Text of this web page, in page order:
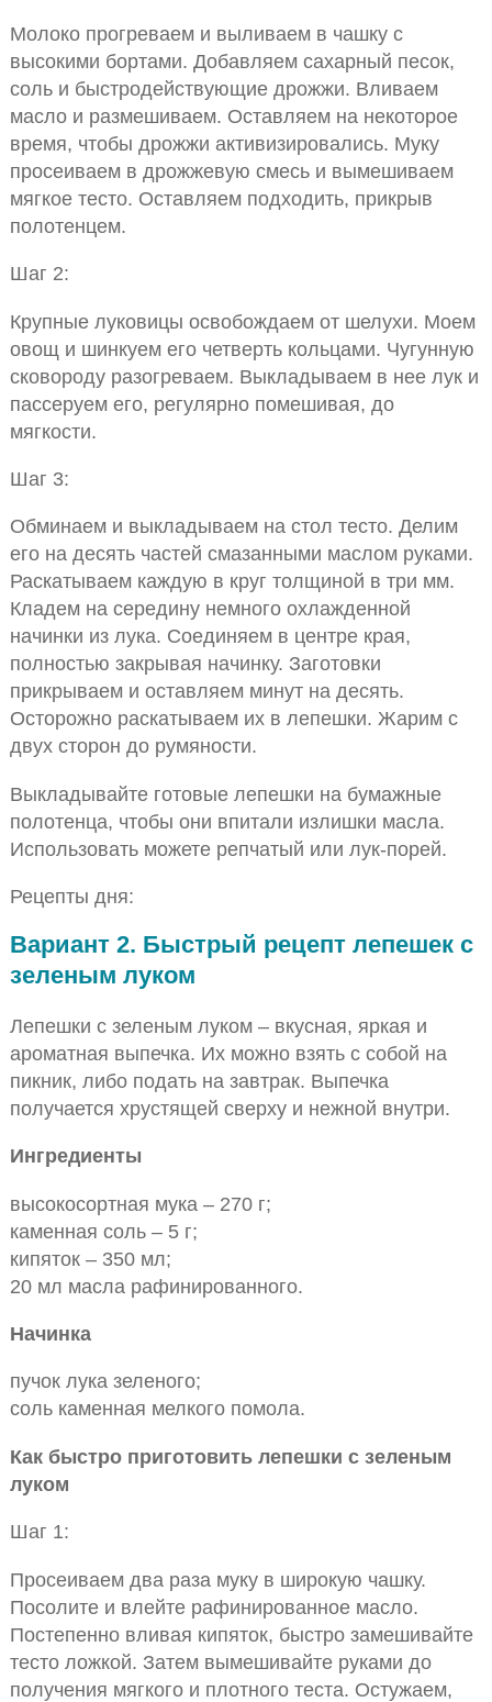
Молоко прогреваем и выливаем в чашку с
высокими бортами. Добавляем сахарный песок,
соль и быстродействующие дрожжи. Вливаем
масло и размешиваем. Оставляем на некоторое
время, чтобы дрожжи активизировались. Муку
просеиваем в дрожжевую смесь и вымешиваем
мягкое тесто. Оставляем подходить, прикрыв
полотенцем.
Шаг 2:
Крупные луковицы освобождаем от шелухи. Моем
овощ и шинкуем его четверть кольцами. Чугунную
сковороду разогреваем. Выкладываем в нее лук и
пассеруем его, регулярно помешивая, до
мягкости.
Шаг 3:
Обминаем и выкладываем на стол тесто. Делим
его на десять частей смазанными маслом руками.
Раскатываем каждую в круг толщиной в три мм.
Кладем на середину немного охлажденной
начинки из лука. Соединяем в центре края,
полностью закрывая начинку. Заготовки
прикрываем и оставляем минут на десять.
Осторожно раскатываем их в лепешки. Жарим с
двух сторон до румяности.
Выкладывайте готовые лепешки на бумажные
полотенца, чтобы они впитали излишки масла.
Использовать можете репчатый или лук-порей.
Рецепты дня:
Вариант 2. Быстрый рецепт лепешек с
зеленым луком
Лепешки с зеленым луком – вкусная, яркая и
ароматная выпечка. Их можно взять с собой на
пикник, либо подать на завтрак. Выпечка
получается хрустящей сверху и нежной внутри.
Ингредиенты
высокосортная мука – 270 г;
каменная соль – 5 г;
кипяток – 350 мл;
20 мл масла рафинированного.
Начинка
пучок лука зеленого;
соль каменная мелкого помола.
Как быстро приготовить лепешки с зеленым
луком
Шаг 1:
Просеиваем два раза муку в широкую чашку.
Посолите и влейте рафинированное масло.
Постепенно вливая кипяток, быстро замешивайте
тесто ложкой. Затем вымешивайте руками до
получения мягкого и плотного теста. Остужаем,